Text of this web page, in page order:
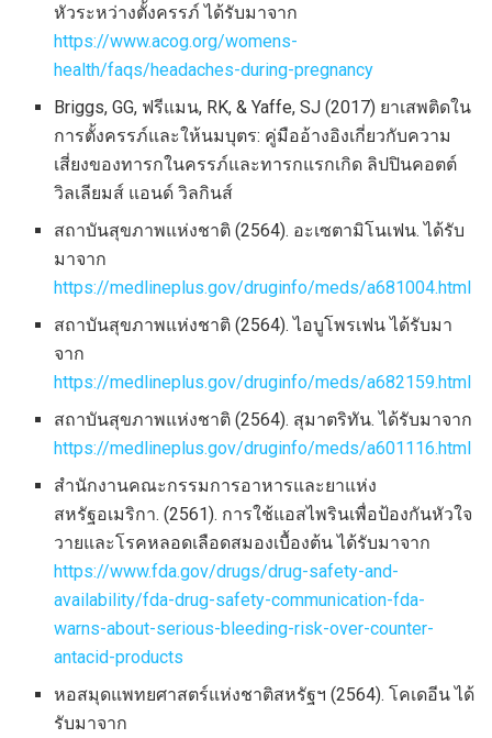
หัวระหว่างตั้งครรภ์ ได้รับมาจาก
https://www.acog.org/womens-
health/faqs/headaches-during-pregnancy
Briggs, GG, ฟรีแมน, RK, & Yaffe, SJ (2017) ยาเสพติดใน
การตั้งครรภ์และให้นมบุตร: คู่มืออ้างอิงเกี่ยวกับความ
เสี่ยงของทารกในครรภ์และทารกแรกเกิด ลิปปินคอตต์
วิลเลียมส์ แอนด์ วิลกินส์
สถาบันสุขภาพแห่งชาติ (2564). อะเซตามิโนเฟน. ได้รับ
มาจาก
https://medlineplus.gov/druginfo/meds/a681004.html
สถาบันสุขภาพแห่งชาติ (2564). ไอบูโพรเฟน ได้รับมา
จาก
https://medlineplus.gov/druginfo/meds/a682159.html
สถาบันสุขภาพแห่งชาติ (2564). สุมาตริทัน. ได้รับมาจาก
https://medlineplus.gov/druginfo/meds/a601116.html
สำนักงานคณะกรรมการอาหารและยาแห่ง
สหรัฐอเมริกา. (2561). การใช้แอสไพรินเพื่อป้องกันหัวใจ
วายและโรคหลอดเลือดสมองเบื้องต้น ได้รับมาจาก
https://www.fda.gov/drugs/drug-safety-and-
availability/fda-drug-safety-communication-fda-
warns-about-serious-bleeding-risk-over-counter-
antacid-products
หอสมุดแพทยศาสตร์แห่งชาติสหรัฐฯ (2564). โคเดอีน ได้
รับมาจาก